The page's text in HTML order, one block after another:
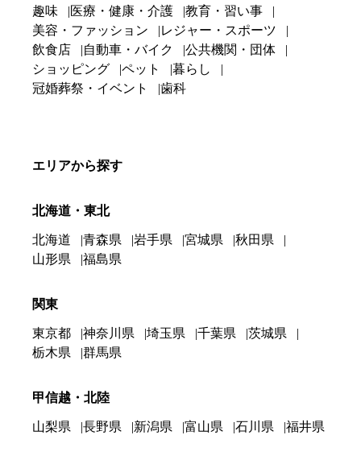
趣味
医療・健康・介護
教育・習い事
美容・ファッション
レジャー・スポーツ
飲食店
自動車・バイク
公共機関・団体
ショッピング
ペット
暮らし
冠婚葬祭・イベント
歯科
エリアから探す
北海道・東北
北海道 青森県 岩手県 宮城県
秋田県
山形県
福島県
関東
東京都 神奈川県 埼玉県 千葉県
茨城県
栃木県
群馬県
甲信越・北陸
山梨県 長野県 新潟県 富山県 石川県 福井県